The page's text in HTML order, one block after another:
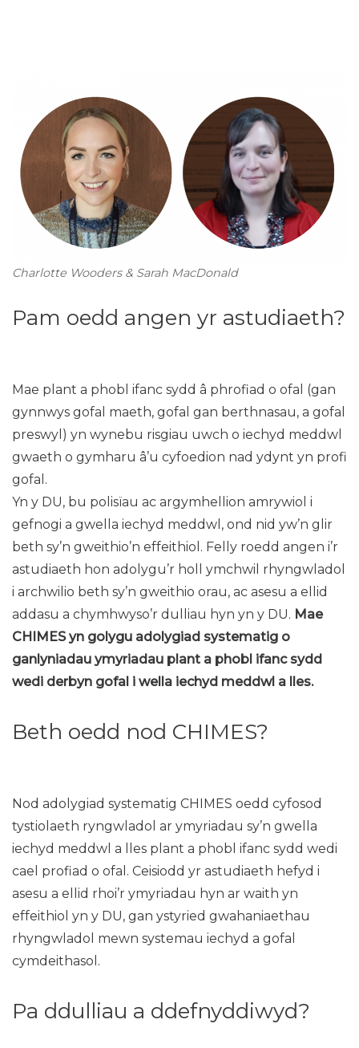
Charlotte Wooders & Sarah MacDonald
Pam oedd angen yr astudiaeth?
Mae plant a phobl ifanc sydd â phrofiad o ofal (gan
gynnwys gofal maeth, gofal gan berthnasau, a gofal
preswyl) yn wynebu risgiau uwch o iechyd meddwl
gwaeth o gymharu â’u cyfoedion nad ydynt yn profi
gofal.
Yn y DU, bu polisïau ac argymhellion amrywiol i
gefnogi a gwella iechyd meddwl, ond nid yw’n glir
beth sy’n gweithio’n effeithiol. Felly roedd angen i’r
astudiaeth hon adolygu’r holl ymchwil rhyngwladol
i archwilio beth sy’n gweithio orau, ac asesu a ellid
addasu a chymhwyso’r dulliau hyn yn y DU. Mae
CHIMES yn golygu adolygiad systematig o
ganlyniadau ymyriadau plant a phobl ifanc sydd
wedi derbyn gofal i wella iechyd meddwl a lles.
Beth oedd nod CHIMES?
Nod adolygiad systematig CHIMES oedd cyfosod
tystiolaeth ryngwladol ar ymyriadau sy’n gwella
iechyd meddwl a lles plant a phobl ifanc sydd wedi
cael profiad o ofal. Ceisiodd yr astudiaeth hefyd i
asesu a ellid rhoi’r ymyriadau hyn ar waith yn
effeithiol yn y DU, gan ystyried gwahaniaethau
rhyngwladol mewn systemau iechyd a gofal
cymdeithasol.
Pa ddulliau a ddefnyddiwyd?